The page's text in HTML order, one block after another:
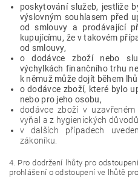
poskytování služeb, jestliže
výslovným souhlasem před
od smlouvy a prodávající
kupujícímu, že v takovém
od smlouvy,
o dodávce zboží nebo
výchylkách finančního trhu
k němuž může dojít během
o dodávce zboží, které bylo
nebo pro jeho osobu,
dodávce zboží v
vyňal a z hygienických
v dalších případech
zákoníku.
4. Pro dodržení lhůty pro
prohlášení o odstoupení ve lhůtě